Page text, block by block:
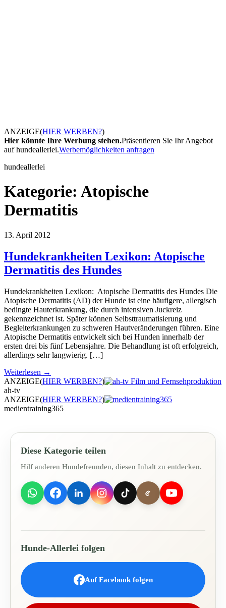
ANZEIGE(HIER WERBEN?)
Hier könnte Ihre Werbung stehen.Präsentieren Sie Ihr Angebot
auf hundeallerlei.Werbemöglichkeiten anfragen
hundeallerlei
Kategorie: Atopische
Dermatitis
13. April 2012
Hundekrankheiten Lexikon: Atopische
Dermatitis des Hundes
Hundekrankheiten Lexikon: Atopische Dermatitis des Hundes Die
Atopische Dermatitis (AD) der Hunde ist eine häufigere, allergisch
bedingte Hauterkrankung, die durch intensiven Juckreiz
gekennzeichnet ist. Später können Selbsttraumatisierung und
Begleiterkrankungen zu schweren Hautveränderungen führen. Eine
Atopische Dermatitis entwickelt sich bei Hunden innerhalb der
ersten drei bis fünf Lebensjahre. Die Behandlung ist oft erfolgreich,
allerdings sehr langwierig. […]
Weiterlesen →
ANZEIGE(HIER WERBEN?)
ah-tv
ANZEIGE(HIER WERBEN?)
medientraining365
Diese Kategorie teilen
Hilf anderen Hundefreunden, diesen Inhalt zu entdecken.
Hunde-Allerlei folgen
Auf Facebook folgen